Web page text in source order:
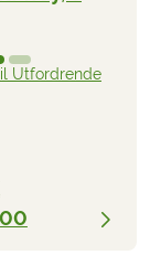
Utfordrende